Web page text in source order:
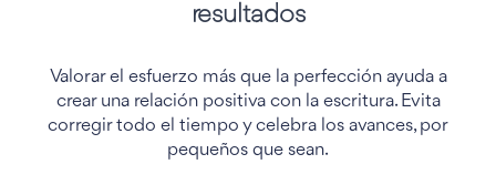
resultados
Valorar el esfuerzo más que la perfección ayuda a
crear una relación positiva con la escritura. Evita
corregir todo el tiempo y celebra los avances, por
pequeños que sean.